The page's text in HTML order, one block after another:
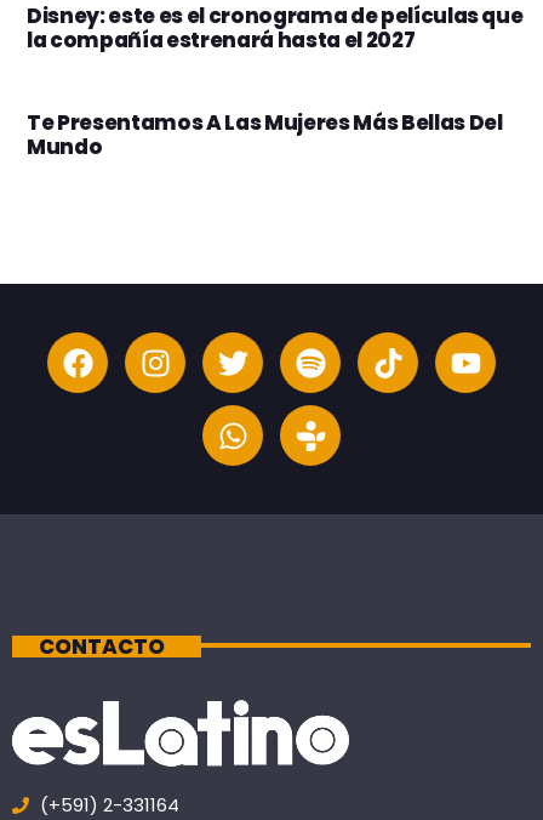
Disney: este es el cronograma de películas que
la compañía estrenará hasta el 2027
Te Presentamos A Las Mujeres Más Bellas Del
Mundo
CONTACTO
(+591) 2-331164